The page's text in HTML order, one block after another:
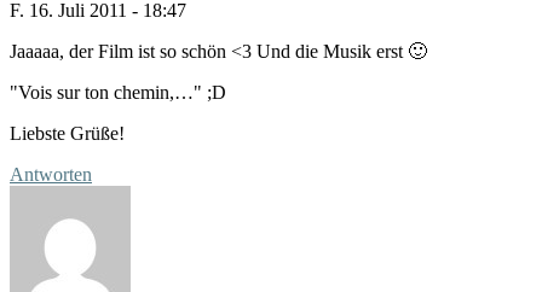
F. 16. Juli 2011 - 18:47
Jaaaaa, der Film ist so schön <3 Und die Musik erst 🙂
"Vois sur ton chemin,…" ;D
Liebste Grüße!
Antworten